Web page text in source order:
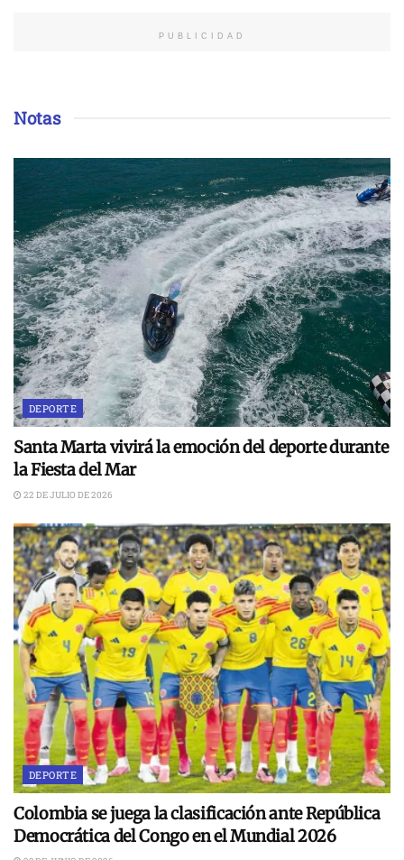
PUBLICIDAD
Notas
DEPORTE
Santa Marta vivirá la emoción del deporte durante
la Fiesta del Mar
22 DE JULIO DE 2026
DEPORTE
Colombia se juega la clasificación ante República
Democrática del Congo en el Mundial 2026